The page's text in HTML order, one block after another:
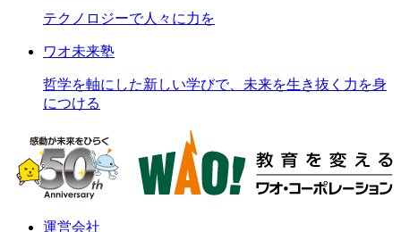
テクノロジーで人々に力を
ワオ未来塾
哲学を軸にした新しい学びで、未来を生き抜く力を身
につける
運営会社